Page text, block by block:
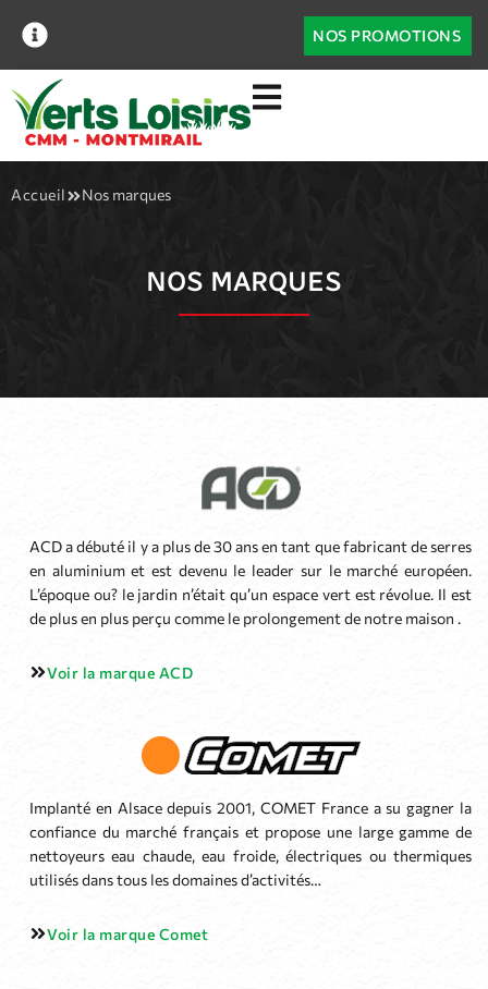
NOS PROMOTIONS
Accueil Nos marques
NOS MARQUES
ACD a débuté il y a plus de 30 ans en tant que fabricant de serres
en aluminium et est devenu le leader sur le marché européen.
L’époque ou? le jardin n’était qu’un espace vert est révolue. Il est
de plus en plus perçu comme le prolongement de notre maison .
Voir la marque ACD
Implanté en Alsace depuis 2001, COMET France a su gagner la
confiance du marché français et propose une large gamme de
nettoyeurs eau chaude, eau froide, électriques ou thermiques
utilisés dans tous les domaines d’activités…
Voir la marque Comet